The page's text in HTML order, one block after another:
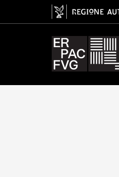
cavalletto, cavalet